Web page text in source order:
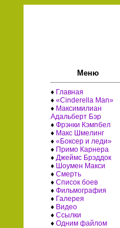
Меню
♦ Главная
♦«Cinderella Man»
♦ Максимилиан
Адальберт Бэр
♦Фрэнки Кэмпбел
♦ Макс Шмелинг
♦«Боксер и леди»
♦ Примо Карнера
♦ Джеймс Брэддок
♦ Шоумен Макси
♦Смерть
♦Список боев
♦Фильмография
♦ Галерея
♦ Видео
♦Ссылки
♦Одним файлом